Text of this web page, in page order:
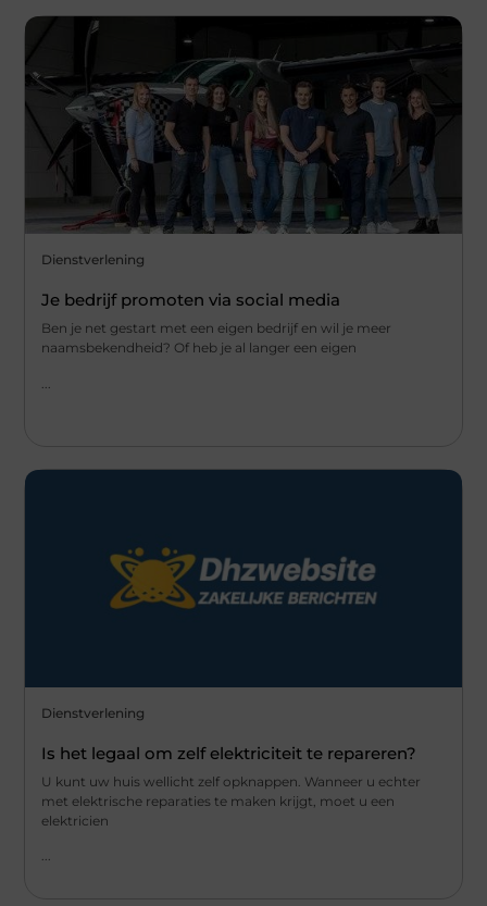
Dienstverlening
Je bedrijf promoten via social media
Ben je net gestart met een eigen bedrijf en wil je meer
naamsbekendheid? Of heb je al langer een eigen
Dienstverlening
Is het legaal om zelf elektriciteit te repareren?
U kunt uw huis wellicht zelf opknappen. Wanneer u echter
met elektrische reparaties te maken krijgt, moet u een
elektricien
...